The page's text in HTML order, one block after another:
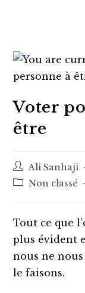
Voter
être
Auteur/autrice
de
Ali Sanhaji
PostNon classé
Tout ce que
plus évident
nous ne
le faisons.